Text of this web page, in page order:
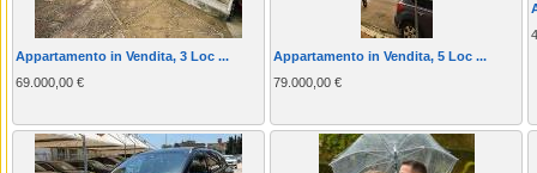
Appartamento in Vendita, 3 Loc ...
69.000,00 €
Appartamento in Vendita, 5 Loc ...
79.000,00 €